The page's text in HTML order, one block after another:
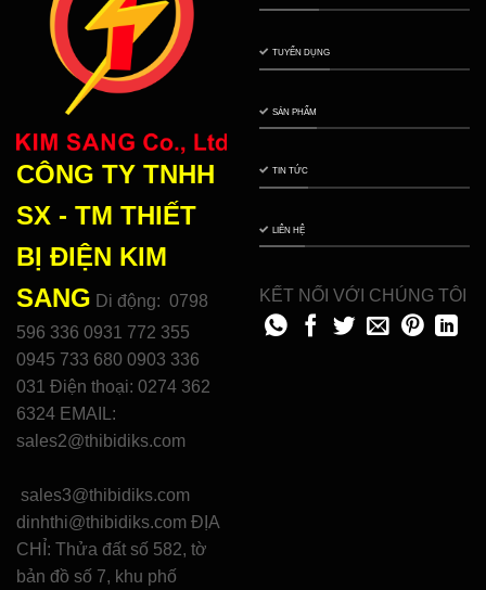
CÔNG TY TNHH
SX - TM THIẾT
BỊ ĐIỆN KIM
SANG Di động: 0798
596 336 0931 772 355
0945 733 680 0903 336
031 Điện thoại: 0274 362
6324 EMAIL:
sales2@thibidiks.com
sales3@thibidiks.com
dinhthi@thibidiks.com ĐỊA
CHỈ: Thửa đất số 582, tờ
bản đồ số 7, khu phố
TUYỂN DỤNG
SẢN PHẨM
TIN TỨC
LIÊN HỆ
KẾT NỐI VỚI CHÚNG TÔI